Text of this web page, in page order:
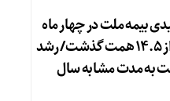
بیمه ملت در چهار ماه
نخست امسال از ۱۴.۵ همت گذشت/ رشد
به مدت مشابه سال